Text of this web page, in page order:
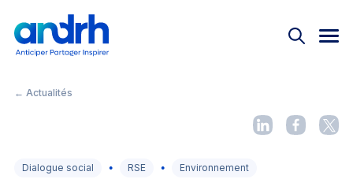
Nos offres
Instances nationales
Partenaires
Événements
Actualités
L'Université
← Actualités
Dialogue social ● RSE ● Environnement
Bienvenue !
Pas encore adhérent ?